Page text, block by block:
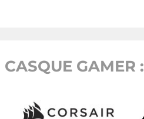
GAMER :